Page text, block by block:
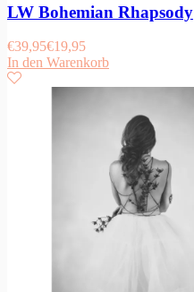
LW Bohemian Rhapsody
€39,95€19,95
In den Warenkorb